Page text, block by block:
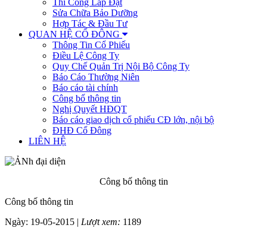
Thi Công Lắp Đặt
Sửa Chữa Bảo Dưỡng
Hợp Tác & Đầu Tư
QUAN HỆ CỔ ĐÔNG
Thông Tin Cổ Phiếu
Điều Lệ Công Ty
Quy Chế Quản Trị Nội Bộ Công Ty
Báo Cáo Thường Niên
Báo cáo tài chính
Công bố thông tin
Nghị Quyết HĐQT
Báo cáo giao dịch cổ phiếu CĐ lớn, nội bộ
ĐHĐ Cổ Đông
LIÊN HỆ
Công bố thông tin
Công bố thông tin
Ngày: 19-05-2015 | Lượt xem: 1189